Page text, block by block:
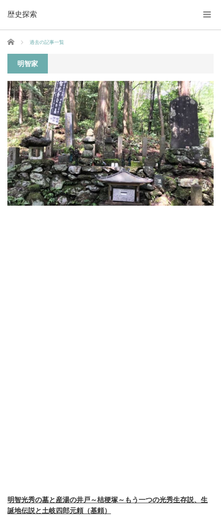
歴史探索
ホーム 過去の記事一覧
明智家
明智光秀の墓と産湯の井戸～桔梗塚～もう一つの光秀生存説、生
誕地伝説と土岐四郎元頼（基頼）